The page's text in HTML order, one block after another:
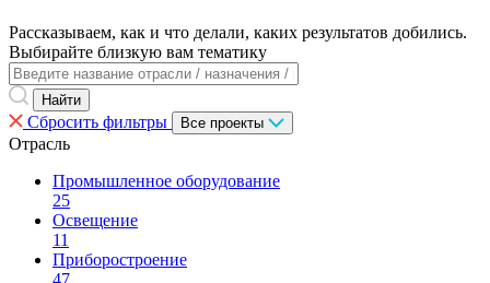
Рассказываем, как и что делали, каких результатов добились.
Выбирайте близкую вам тематику
Сбросить фильтры Все проекты
Отрасль
Промышленное оборудование
25
Освещение
11
Приборостроение
47